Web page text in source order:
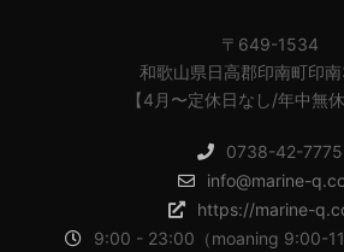
〒649-1534
和歌山県日高郡印南町印
【4月〜定休日なし/年中無休
0738-42-7775
info@marine-
https://marine-
9:00 - 23:00（moaning 9:00-